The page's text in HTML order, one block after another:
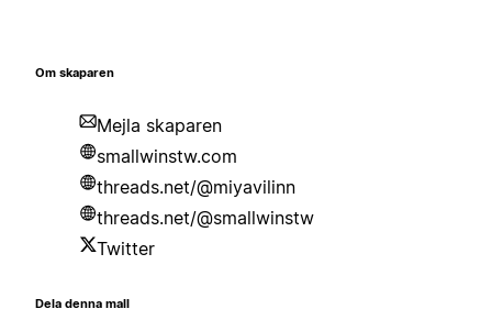
Om skaparen
Mejla skaparen
smallwinstw.com
threads.net/@miyavilinn
threads.net/@smallwinstw
Twitter
Dela denna mall